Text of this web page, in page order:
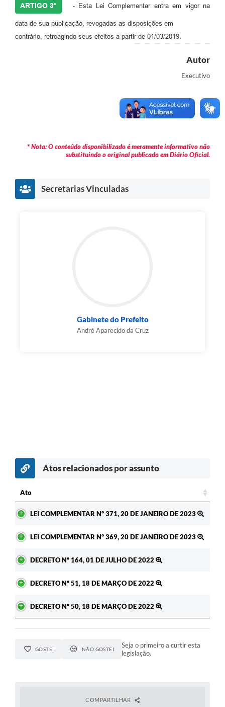
ARTIGO 3° - Esta Lei Complementar entra em vigor na
data de sua publicação, revogadas as disposições em
contrário, retroagindo seus efeitos a partir de 01/03/2019.
Autor
Executivo
* Nota: O conteúdo disponibilizado é meramente informativo não
substituindo o original publicado em Diário Oficial.
Secretarias Vinculadas
Gabinete do Prefeito
André Aparecido da Cruz
Atos relacionados por assunto
Ato
LEI COMPLEMENTAR Nº 371, 20 DE JANEIRO DE 2023
LEI COMPLEMENTAR Nº 369, 20 DE JANEIRO DE 2023
DECRETO Nº 164, 01 DE JULHO DE 2022
DECRETO Nº 51, 18 DE MARÇO DE 2022
DECRETO Nº 50, 18 DE MARÇO DE 2022
GOSTEI NÃO GOSTEI
Seja o primeiro a curtir esta
legislação.
COMPARTILHAR